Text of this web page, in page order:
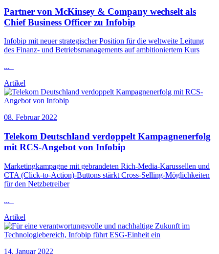
Partner von McKinsey & Company wechselt als
Chief Business Officer zu Infobip
Infobip mit neuer strategischer Position für die weltweite Leitung
des Finanz- und Betriebsmanagements auf ambitioniertem Kurs
...
Artikel
08. Februar 2022
Telekom Deutschland verdoppelt Kampagnenerfolg
mit RCS-Angebot von Infobip
Marketingkampagne mit gebrandeten Rich-Media-Karussellen und
CTA (Click-to-Action)-Buttons stärkt Cross-Selling-Möglichkeiten
für den Netzbetreiber
...
Artikel
14. Januar 2022